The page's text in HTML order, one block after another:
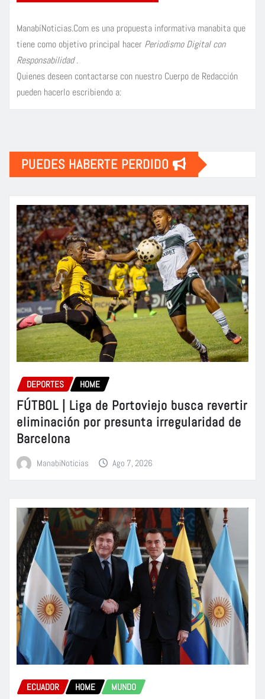
ManabíNoticias.Com es una propuesta informativa manabita que
tiene como objetivo principal hacer Periodismo Digital con
Responsabilidad.
Quienes deseen contactarse con nuestro Cuerpo de Redacción
pueden hacerlo escribiendo a:
PUEDES HABERTE PERDIDO
DEPORTES HOME
FÚTBOL | Liga de Portoviejo busca revertir
eliminación por presunta irregularidad de
Barcelona
ManabiNoticias Ago 7, 2026
ECUADOR HOME MUNDO